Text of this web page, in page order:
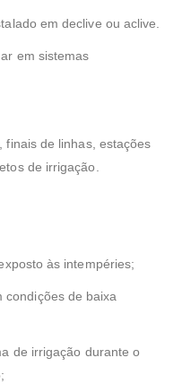
em declive ou aclive.
em sistemas
finais de linhas, estações
de irrigação.
às intempéries;
condições de baixa
de irrigação durante o